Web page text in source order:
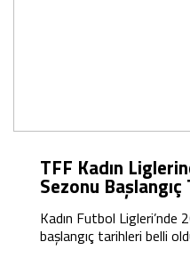
TFF Kadın
Sezonu
Kadın Futbol
başlangıç tarihleri belli